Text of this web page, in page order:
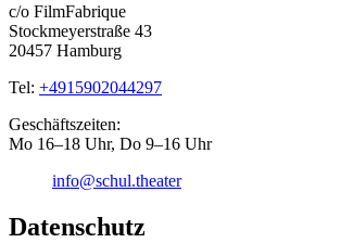
c/o FilmFabrique
Stockmeyerstraße 43
20457 Hamburg
Tel: +4915902044297
Geschäftszeiten:
Mo 16–18 Uhr, Do 9–16 Uhr
info@schul.theater
Datenschutz